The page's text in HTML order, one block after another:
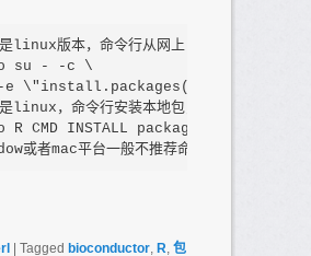
linux版本，命令行从网上自动下载包如下：
e \" install.packages('shiny',
linux，命令行安装本地包，在shell的终端
R CMD INSTALL package.tar.gz
或者mac平台一般不推荐命令行格式，可视化
Tagged bioconductor, R, 包